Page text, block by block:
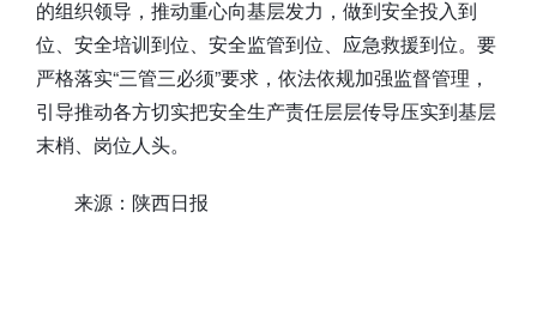
的组织领导，推动重心向基层发力，做到安全投入到
位、安全培训到位、安全监管到位、应急救援到位。要
严格落实“三管三必须”要求，依法依规加强监督管理，
引导推动各方切实把安全生产责任层层传导压实到基层
末梢、岗位人头。
来源：陕西日报